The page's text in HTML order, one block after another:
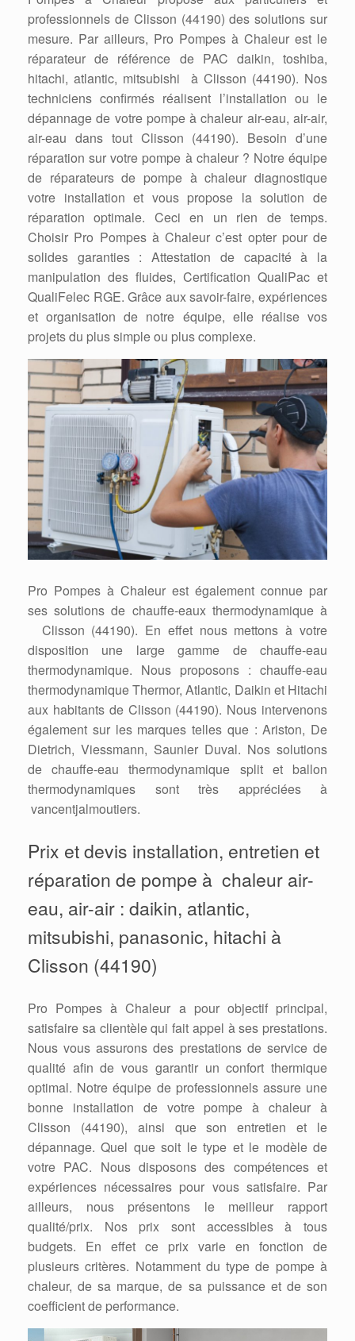
professionnels de Clisson (44190) des solutions sur
mesure. Par ailleurs, Pro Pompes à Chaleur est le
réparateur de référence de PAC daikin, toshiba,
hitachi, atlantic, mitsubishi à Clisson (44190). Nos
techniciens confirmés réalisent l’installation ou le
dépannage de votre pompe à chaleur air-eau, air-air,
air-eau dans tout Clisson (44190). Besoin d’une
réparation sur votre pompe à chaleur ? Notre équipe
de réparateurs de pompe à chaleur diagnostique
votre installation et vous propose la solution de
réparation optimale. Ceci en un rien de temps.
Choisir Pro Pompes à Chaleur c’est opter pour de
solides garanties : Attestation de capacité à la
manipulation des fluides, Certification QualiPac et
QualiFelec RGE. Grâce aux savoir-faire, expériences
et organisation de notre équipe, elle réalise vos
projets du plus simple ou plus complexe.
Pro Pompes à Chaleur est également connue par
ses solutions de chauffe-eaux thermodynamique à
Clisson (44190). En effet nous mettons à votre
disposition une large gamme de chauffe-eau
thermodynamique. Nous proposons : chauffe-eau
thermodynamique Thermor, Atlantic, Daikin et Hitachi
aux habitants de Clisson (44190). Nous intervenons
également sur les marques telles que : Ariston, De
Dietrich, Viessmann, Saunier Duval. Nos solutions
de chauffe-eau thermodynamique split et ballon
thermodynamiques sont très appréciées à
vancentjalmoutiers.
Prix et devis installation, entretien et
réparation de pompe à chaleur air-
eau, air-air : daikin, atlantic,
mitsubishi, panasonic, hitachi à
Clisson (44190)
Pro Pompes à Chaleur a pour objectif principal,
satisfaire sa clientèle qui fait appel à ses prestations.
Nous vous assurons des prestations de service de
qualité afin de vous garantir un confort thermique
optimal. Notre équipe de professionnels assure une
bonne installation de votre pompe à chaleur à
Clisson (44190), ainsi que son entretien et le
dépannage. Quel que soit le type et le modèle de
votre PAC. Nous disposons des compétences et
expériences nécessaires pour vous satisfaire. Par
ailleurs, nous présentons le meilleur rapport
qualité/prix. Nos prix sont accessibles à tous
budgets. En effet ce prix varie en fonction de
plusieurs critères. Notamment du type de pompe à
chaleur, de sa marque, de sa puissance et de son
coefficient de performance.